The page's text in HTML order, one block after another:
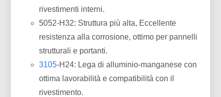
rivestimenti interni.
5052-H32: Struttura più alta, Eccellente
resistenza alla corrosione, ottimo per pannelli
strutturali e portanti.
3105-H24: Lega di alluminio-manganese con
ottima lavorabilità e compatibilità con il
rivestimento.